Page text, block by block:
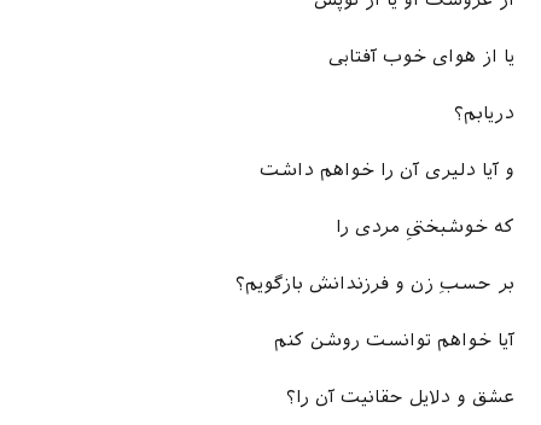
یا از هوای خوب آفتابی
دریابم؟
و آیا دلیری آن را خواهم داشت
که خوشبختیِ مردی را
بر حسبِ زن و فرزندانش بازگویم؟
آیا خواهم توانست روشن کنم
عشق و دلایل حقانیت آن را؟